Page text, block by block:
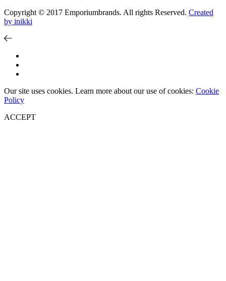
Copyright © 2017 Emporiumbrands. All rights Reserved. Created
by inikki
Our site uses cookies. Learn more about our use of cookies: Cookie
Policy
ACCEPT